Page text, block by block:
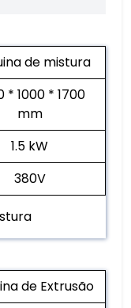
de mistura
* 1000 * 1700
mm
1.5 kW
380V
de Extrusão